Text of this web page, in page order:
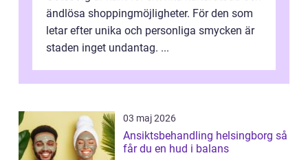
ändlösa shoppingmöjligheter. För den som
letar efter unika och personliga smycken är
staden inget undantag. ...
03 maj 2026
Ansiktsbehandling helsingborg så
får du en hud i balans